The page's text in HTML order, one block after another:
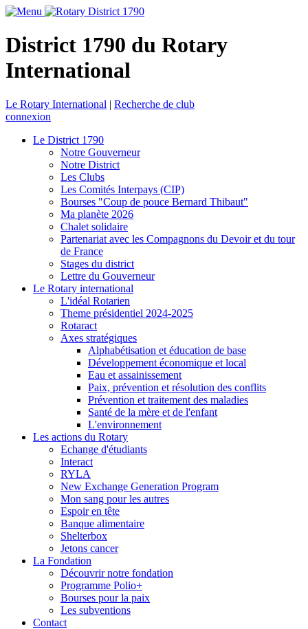
District 1790 du Rotary
International
Le Rotary International | Recherche de club
connexion
Le District 1790
Notre Gouverneur
Notre District
Les Clubs
Les Comités Interpays (CIP)
Bourses "Coup de pouce Bernard Thibaut"
Ma planète 2026
Chalet solidaire
Partenariat avec les Compagnons du Devoir et du tour
de France
Stages du district
Lettre du Gouverneur
Le Rotary international
L'idéal Rotarien
Theme présidentiel 2024-2025
Rotaract
Axes stratégiques
Alphabétisation et éducation de base
Développement économique et local
Eau et assainissement
Paix, prévention et résolution des conflits
Prévention et traitement des maladies
Santé de la mère et de l'enfant
L'environnement
Les actions du Rotary
Echange d'étudiants
Interact
RYLA
New Exchange Generation Program
Mon sang pour les autres
Espoir en tête
Banque alimentaire
Shelterbox
Jetons cancer
La Fondation
Découvrir notre fondation
Programme Polio+
Bourses pour la paix
Les subventions
Contact